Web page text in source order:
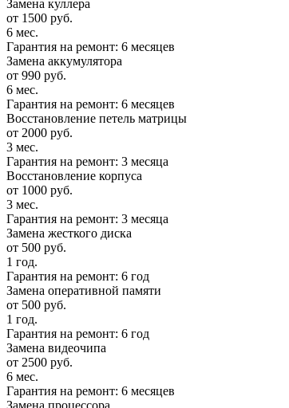
Замена куллера
от 1500 руб.
6 мес.
Гарантия на ремонт: 6 месяцев
Замена аккумулятора
от 990 руб.
6 мес.
Гарантия на ремонт: 6 месяцев
Восстановление петель матрицы
от 2000 руб.
3 мес.
Гарантия на ремонт: 3 месяца
Восстановление корпуса
от 1000 руб.
3 мес.
Гарантия на ремонт: 3 месяца
Замена жесткого диска
от 500 руб.
1 год.
Гарантия на ремонт: 6 год
Замена оперативной памяти
от 500 руб.
1 год.
Гарантия на ремонт: 6 год
Замена видеочипа
от 2500 руб.
6 мес.
Гарантия на ремонт: 6 месяцев
Замена процессора